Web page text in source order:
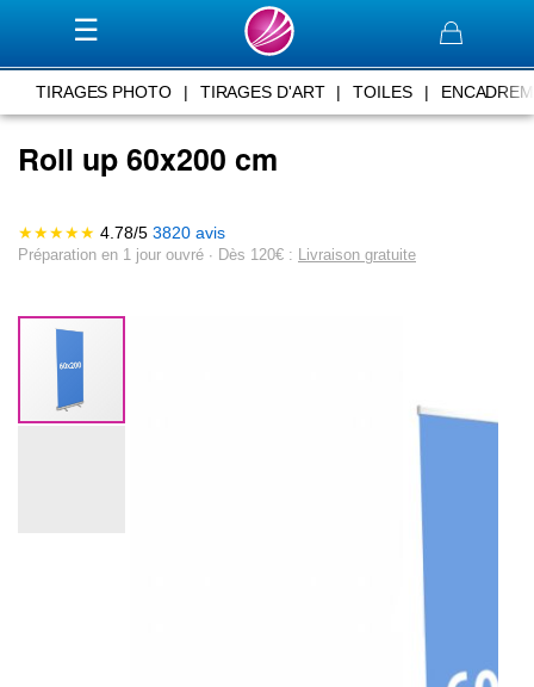
Panier
TIRAGES PHOTO | TIRAGES D'ART | TOILES |
Roll up 60x200 cm
★★★★★ 4.78/5 3820 avis
Préparation en 1 jour ouvré ∙ Dès 120€ : Livraison gratuite
Skip
of